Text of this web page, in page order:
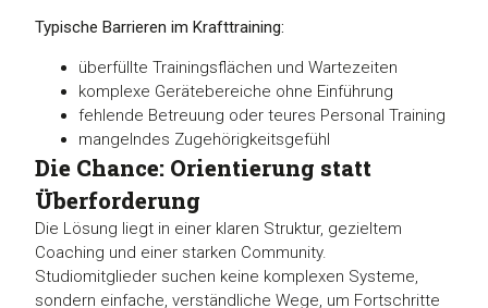
Typische Barrieren im Krafttraining:
überfüllte Trainingsflächen und Wartezeiten
komplexe Gerätebereiche ohne Einführung
fehlende Betreuung oder teures Personal Training
mangelndes Zugehörigkeitsgefühl
Die Chance: Orientierung statt
Überforderung
Die Lösung liegt in einer klaren Struktur, gezieltem
Coaching und einer starken Community.
Studiomitglieder suchen keine komplexen Systeme,
sondern einfache, verständliche Wege, um Fortschritte